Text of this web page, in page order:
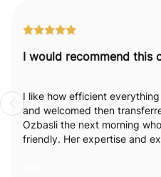
I like how efficient
and welcomed then
Ozbasli the next morning
friendly. Her expertise and